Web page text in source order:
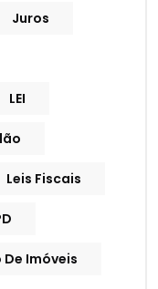
Juros
LEI
Leis Fiscais
Imóveis